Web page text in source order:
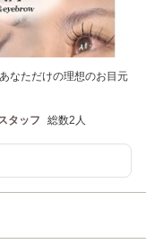
なただけの理想のお目元
スタッフ 総数2人